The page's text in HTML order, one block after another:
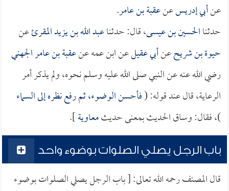
عنأبي إدريسعنعقبة بن عامر.
حدثناالحسين بن عيسى، قال: حدثناعبد الله بن يزيد المقرئعن
حيوة بن شريحعنأبي عقيلعن ابن عمه عنعقبة بن عامر الجهني
رضي الله عنه عن النبي صلى الله عليه وسلم نحوه، ولم يذكر أمر
الرعاية، قال عند قوله: (فأحسن الوضوء، ثم رفع نظره إلى السماء
)، فقال: وساق الحديث بمعنى حديثمعاوية].
باب الرجل يصلي الصلوات بوضوء واحد
قال المصنف رحمه الله تعالى: [ باب الرجل يصلي الصلوات بوضوء